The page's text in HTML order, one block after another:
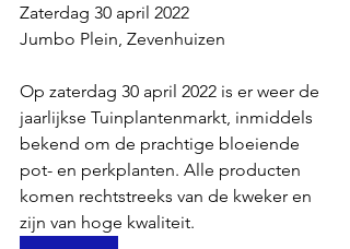
Zaterdag 30 april 2022
Jumbo Plein, Zevenhuizen
Op zaterdag 30 april 2022 is er weer de
jaarlijkse Tuinplantenmarkt, inmiddels
bekend om de prachtige bloeiende
pot- en perkplanten. Alle producten
komen rechtstreeks van de kweker en
zijn van hoge kwaliteit.